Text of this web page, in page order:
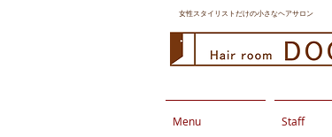
女性スタイリストだけの小さなヘアサロン
Menu Staff